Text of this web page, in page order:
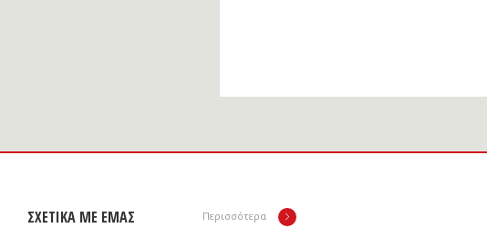
ΣΧΕΤΙΚΑ ΜΕ ΕΜΑΣ Περισσότερα